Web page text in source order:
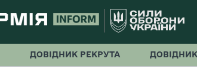
ДОВІДНИК РЕКРУТА